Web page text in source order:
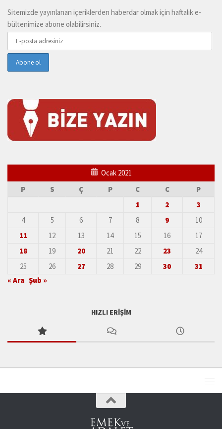
Sitemizde yayınlanan içeriklerden haberdar olmak için haftalık e-
bültenimize abone olabilirsiniz.
Ocak 2021
P
S Ç P C C
P
1
2
3
4
5 6 7 8 9
10
11
12 13 14 15 16
17
18
19 20 21 22 23
24
25
26 27 28 29 30
31
« Ara Şub »
HIZLI ERIŞIM